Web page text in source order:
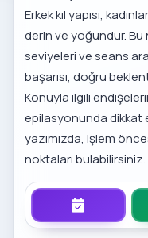
Erkek kıl yapısı,
derin ve yoğundur. Bu
seviyeleri ve seans
başarısı, doğru
Konuyla ilgili
epilasyonunda dikkat
yazımızda, işlem
noktaları bulabilirsiniz.